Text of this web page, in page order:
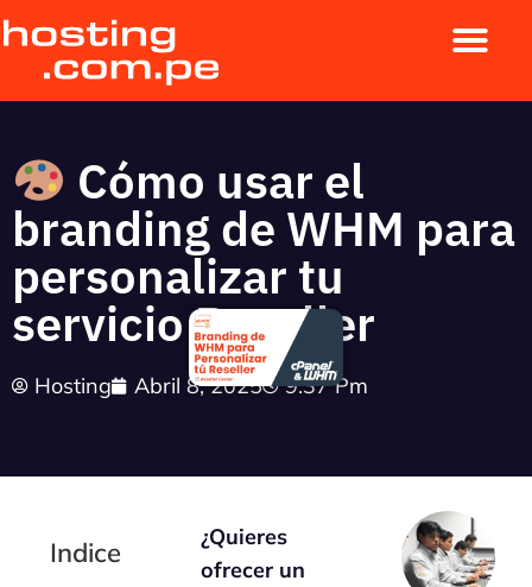
Cómo usar el
branding de WHM para
personalizar tu
servicio Reseller
Hosting Abril 8, 2025 9:37 Pm
Indice
¿Quieres
ofrecer un